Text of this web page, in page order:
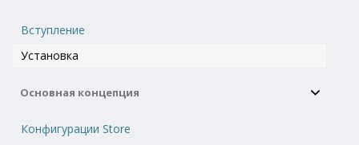
Вступление
Установка
Основная концепция
Конфигурации Store